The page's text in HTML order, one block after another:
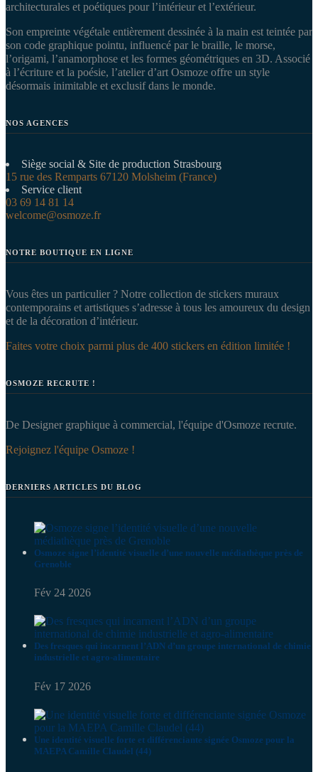
architecturales et poétiques pour l’intérieur et l’extérieur.
Son empreinte végétale entièrement dessinée à la main est teintée par
son code graphique pointu, influencé par le braille, le morse,
l’origami, l’anamorphose et les formes géométriques en 3D. Associé
à l’écriture et la poésie, l’atelier d’art Osmoze offre un style
désormais inimitable et exclusif dans le monde.
NOS AGENCES
Siège social & Site de production Strasbourg
15 rue des Remparts 67120 Molsheim (France)
Service client
03 69 14 81 14
welcome@osmoze.fr
NOTRE BOUTIQUE EN LIGNE
Vous êtes un particulier ? Notre collection de stickers muraux
contemporains et artistiques s’adresse à tous les amoureux du design
et de la décoration d’intérieur.
Faites votre choix parmi plus de 400 stickers en édition limitée !
OSMOZE RECRUTE !
De Designer graphique à commercial, l'équipe d'Osmoze recrute.
Rejoignez l'équipe Osmoze !
DERNIERS ARTICLES DU BLOG
Osmoze signe l’identité visuelle d’une nouvelle médiathèque près de
Grenoble
Fév 24 2026
Des fresques qui incarnent l’ADN d’un groupe international de chimie
industrielle et agro-alimentaire
Fév 17 2026
Une identité visuelle forte et différenciante signée Osmoze pour la
MAEPA Camille Claudel (44)